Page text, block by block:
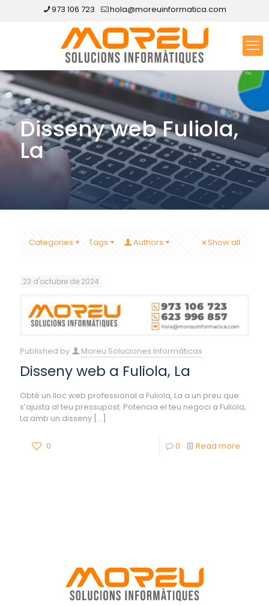
973 106 723 hola@moreuinformatica.com
Disseny web Fuliola,
La
Categories Tags Authors Show all
23 d'octubre de 2024
Published by Moreu Soluciones Informáticas
Disseny web a Fuliola, La
Obté un lloc web professional a Fuliola, La a un preu que
s’ajusta al teu pressupost. Potencia el teu negoci a Fuliola,
La amb un disseny […]
0 0 Read more